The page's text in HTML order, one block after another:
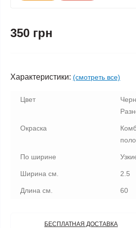
350 грн
Характеристики: (смотреть все)
Цвет
Окраска
По ширине
Ширина см. 2.5
Длина см. 60
БЕСПЛАТНАЯ ДОСТАВКА